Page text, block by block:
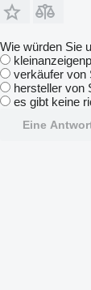
Wie würden Sie
verkäufer von
hersteller von
es gibt keine
Eine